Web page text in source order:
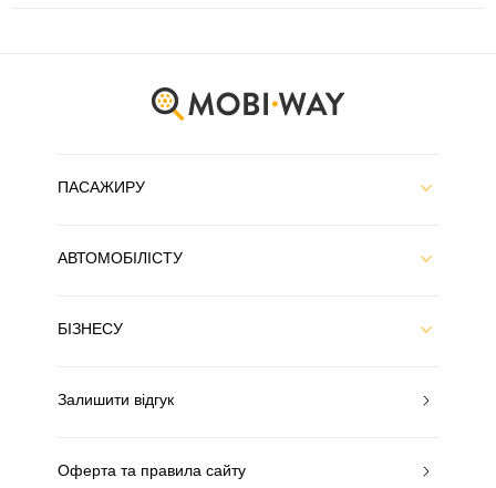
ПАСАЖИРУ
АВТОМОБІЛІСТУ
БІЗНЕСУ
Залишити відгук
Оферта та правила сайту